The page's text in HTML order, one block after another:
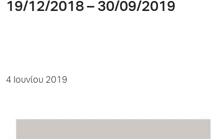
19/12/2018 – 30/09/2019
4 Ιουνίου 2019